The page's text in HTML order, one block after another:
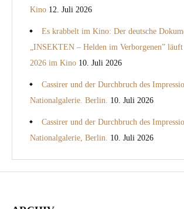
Kino 12. Juli 2026
Es krabbelt im Kino: Der deutsche
„INSEKTEN – Helden im Verborgenen”
2026 im Kino 10. Juli 2026
Cassirer und der Durchbruch des
Nationalgalerie. Berlin. 10. Juli 2026
Cassirer und der Durchbruch des
Nationalgalerie, Berlin. 10. Juli 2026